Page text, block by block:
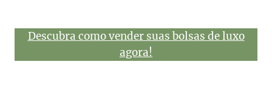
Descubra como vender suas bolsas de luxo
agora!